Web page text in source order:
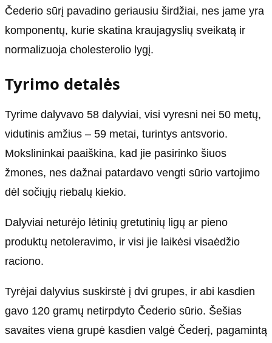
Dirbtinis intelektas
Čederio sūrį pavadino geriausiu širdžiai, nes jame yra
komponentų, kurie skatina kraujagyslių sveikatą ir
normalizuoja cholesterolio lygį.
Tyrimo detalės
Tyrime dalyvavo 58 dalyviai, visi vyresni nei 50 metų,
vidutinis amžius – 59 metai, turintys antsvorio.
Mokslininkai paaiškina, kad jie pasirinko šiuos
žmones, nes dažnai patardavo vengti sūrio vartojimo
dėl sočiųjų riebalų kiekio.
Dalyviai neturėjo lėtinių gretutinių ligų ar pieno
produktų netoleravimo, ir visi jie laikėsi visaėdžio
raciono.
Tyrėjai dalyvius suskirstė į dvi grupes, ir abi kasdien
gavo 120 gramų netirpdyto Čederio sūrio. Šešias
savaites viena grupė kasdien valgė Čederį, pagamintą